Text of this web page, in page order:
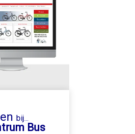
bij...
Bus